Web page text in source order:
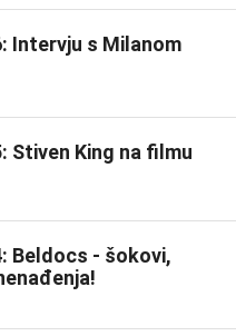
Intervju s Milanom
Stiven King na filmu
Beldocs - šokovi,